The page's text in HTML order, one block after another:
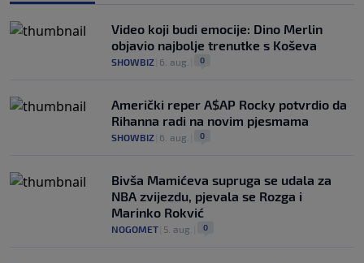
Video koji budi emocije: Dino Merlin
objavio najbolje trenutke s Koševa
SHOWBIZ 6. aug. 0
Američki reper A$AP Rocky potvrdio da
Rihanna radi na novim pjesmama
SHOWBIZ 6. aug. 0
Bivša Mamićeva supruga se udala za
NBA zvijezdu, pjevala se Rozga i
Marinko Rokvić
NOGOMET 5. aug. 0